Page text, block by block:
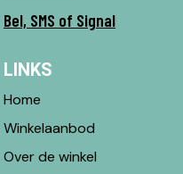
Bel, SMS of Signal
LINKS
Home
Winkelaanbod
Over de winkel